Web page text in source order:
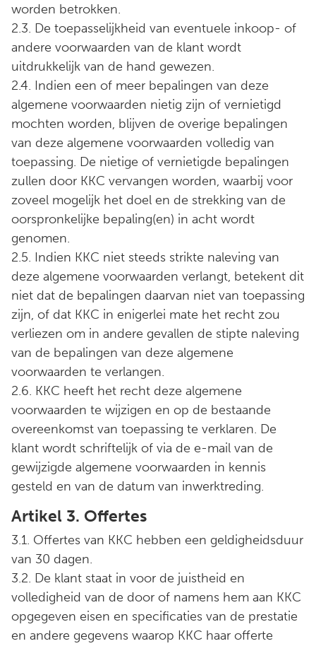
worden betrokken.
2.3. De toepasselijkheid van eventuele inkoop- of
andere voorwaarden van de klant wordt
uitdrukkelijk van de hand gewezen.
2.4. Indien een of meer bepalingen van deze
algemene voorwaarden nietig zijn of vernietigd
mochten worden, blijven de overige bepalingen
van deze algemene voorwaarden volledig van
toepassing. De nietige of vernietigde bepalingen
zullen door KKC vervangen worden, waarbij voor
zoveel mogelijk het doel en de strekking van de
oorspronkelijke bepaling(en) in acht wordt
genomen.
2.5. Indien KKC niet steeds strikte naleving van
deze algemene voorwaarden verlangt, betekent dit
niet dat de bepalingen daarvan niet van toepassing
zijn, of dat KKC in enigerlei mate het recht zou
verliezen om in andere gevallen de stipte naleving
van de bepalingen van deze algemene
voorwaarden te verlangen.
2.6. KKC heeft het recht deze algemene
voorwaarden te wijzigen en op de bestaande
overeenkomst van toepassing te verklaren. De
klant wordt schriftelijk of via de e-mail van de
gewijzigde algemene voorwaarden in kennis
gesteld en van de datum van inwerktreding.
Artikel 3. Offertes
3.1. Offertes van KKC hebben een geldigheidsduur
van 30 dagen.
3.2. De klant staat in voor de juistheid en
volledigheid van de door of namens hem aan KKC
opgegeven eisen en specificaties van de prestatie
en andere gegevens waarop KKC haar offerte